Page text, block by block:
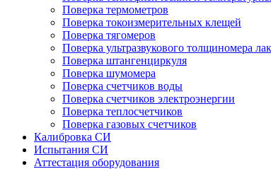
Поверка термометров
Поверка токоизмерительных клещей
Поверка тягомеров
Поверка ультразвукового толщиномера
Поверка штангенциркуля
Поверка шумомера
Поверка счетчиков воды
Поверка счетчиков электроэнергии
Поверка теплосчетчиков
Поверка газовых счетчиков
Калибровка СИ
Испытания СИ
Аттестация оборудования